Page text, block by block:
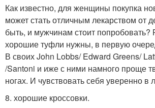
Как известно, для женщины покупка
может стать отличным лекарством от
быть, и мужчинам стоит попробовать?
хорошие туфли нужны, в первую
В своих John Lobbs/ Edward Greens/
/Santoni и иже с ними намного проще
ногах. И чувствовать себя уверенно в
8. хорошие кроссовки.